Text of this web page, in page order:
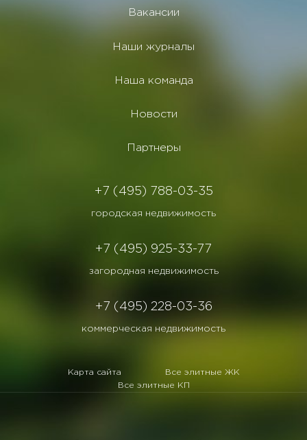
Вакансии
Наши журналы
Наша команда
Новости
Партнеры
+7 (495) 788-03-35
городская недвижимость
+7 (495) 925-33-77
загородная недвижимость
+7 (495) 228-03-36
коммерческая недвижимость
Карта сайта
Все элитные ЖК
Все элитные КП